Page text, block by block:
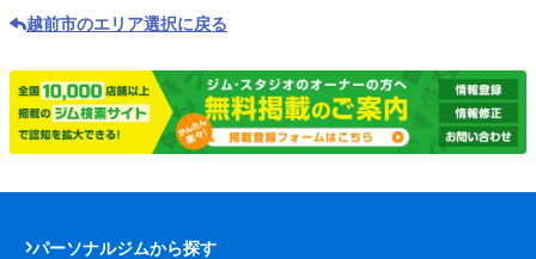
越前市のエリア選択に戻る
パーソナルジムから探す